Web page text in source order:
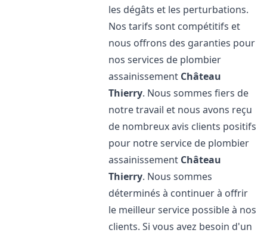
les dégâts et les perturbations.
Nos tarifs sont compétitifs et
nous offrons des garanties pour
nos services de plombier
assainissement Château
Thierry. Nous sommes fiers de
notre travail et nous avons reçu
de nombreux avis clients positifs
pour notre service de plombier
assainissement Château
Thierry. Nous sommes
déterminés à continuer à offrir
le meilleur service possible à nos
clients. Si vous avez besoin d'un